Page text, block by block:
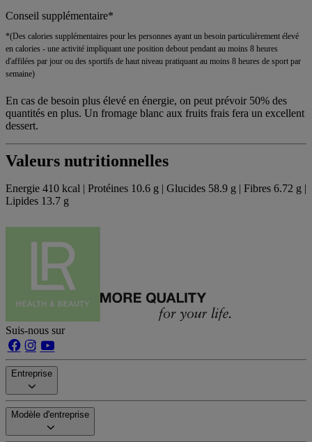
Conseil supplémentaire*
*(Des calories supplémentaires pour les personnes ayant un besoin particulièrement élevé
en calories - une activité impliquant une position debout pendant au moins 8 heures
d'affilées par jour ou des sportifs de haut niveau pratiquant au moins 8 heures de sport par
semaine)
En cas de besoin plus élevé en énergie, on peut prévoir 50% des
quantités en plus. Un fromage blanc aux fruits frais fera un excellent
dessert.
Valeurs nutritionnelles
Energie 410 kcal | Protéines 10.6 g | Glucides 58.9 g | Fibres 6.72 g |
Lipides 13.7 g
Suis-nous sur
Entreprise
Modèle d'entreprise